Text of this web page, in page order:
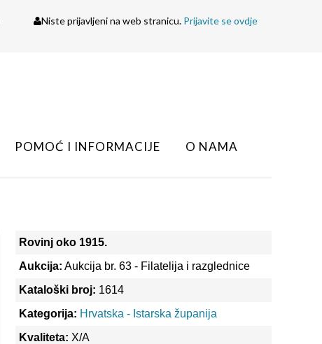
Niste prijavljeni na web stranicu. Prijavite se ovdje
POMOĆ I INFORMACIJE
O NAMA
Rovinj oko 1915.
Aukcija: Aukcija br. 63 - Filatelija i razglednice
Kataloški broj: 1614
Kategorija: Hrvatska - Istarska županija
Kvaliteta: X/A